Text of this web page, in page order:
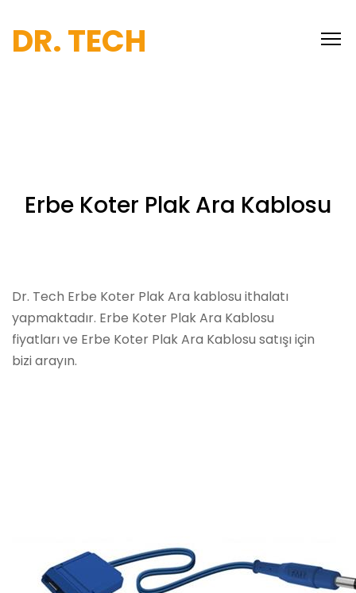
DR. TECH
Erbe Koter Plak Ara Kablosu
Dr. Tech Erbe Koter Plak Ara kablosu ithalatı
yapmaktadır. Erbe Koter Plak Ara Kablosu
fiyatları ve Erbe Koter Plak Ara Kablosu satışı için
bizi arayın.